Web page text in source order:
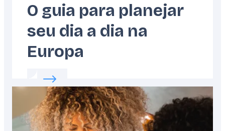
O guia para planejar
seu dia a dia na
Europa
Read more about:
Featured
image